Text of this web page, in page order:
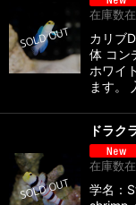
在庫数
カリブ
体 コン
ホワイ
ます。
ドラク
在庫数
学名：